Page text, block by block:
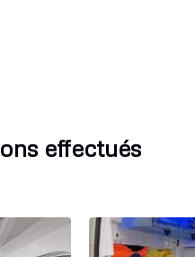
effectués